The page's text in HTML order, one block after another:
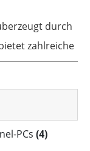
durch
zahlreiche
Integration
um den
PCs (4)